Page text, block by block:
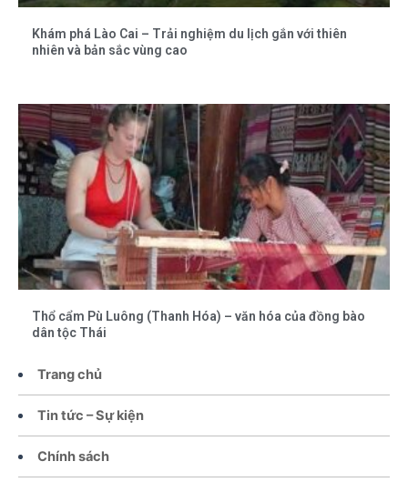
Trang chủ
Tin tức – Sự kiện
Chính sách
Khám phá Lào Cai – Trải nghiệm du lịch gắn với thiên
nhiên và bản sắc vùng cao
Thổ cẩm Pù Luông (Thanh Hóa) – văn hóa của đồng bào
dân tộc Thái